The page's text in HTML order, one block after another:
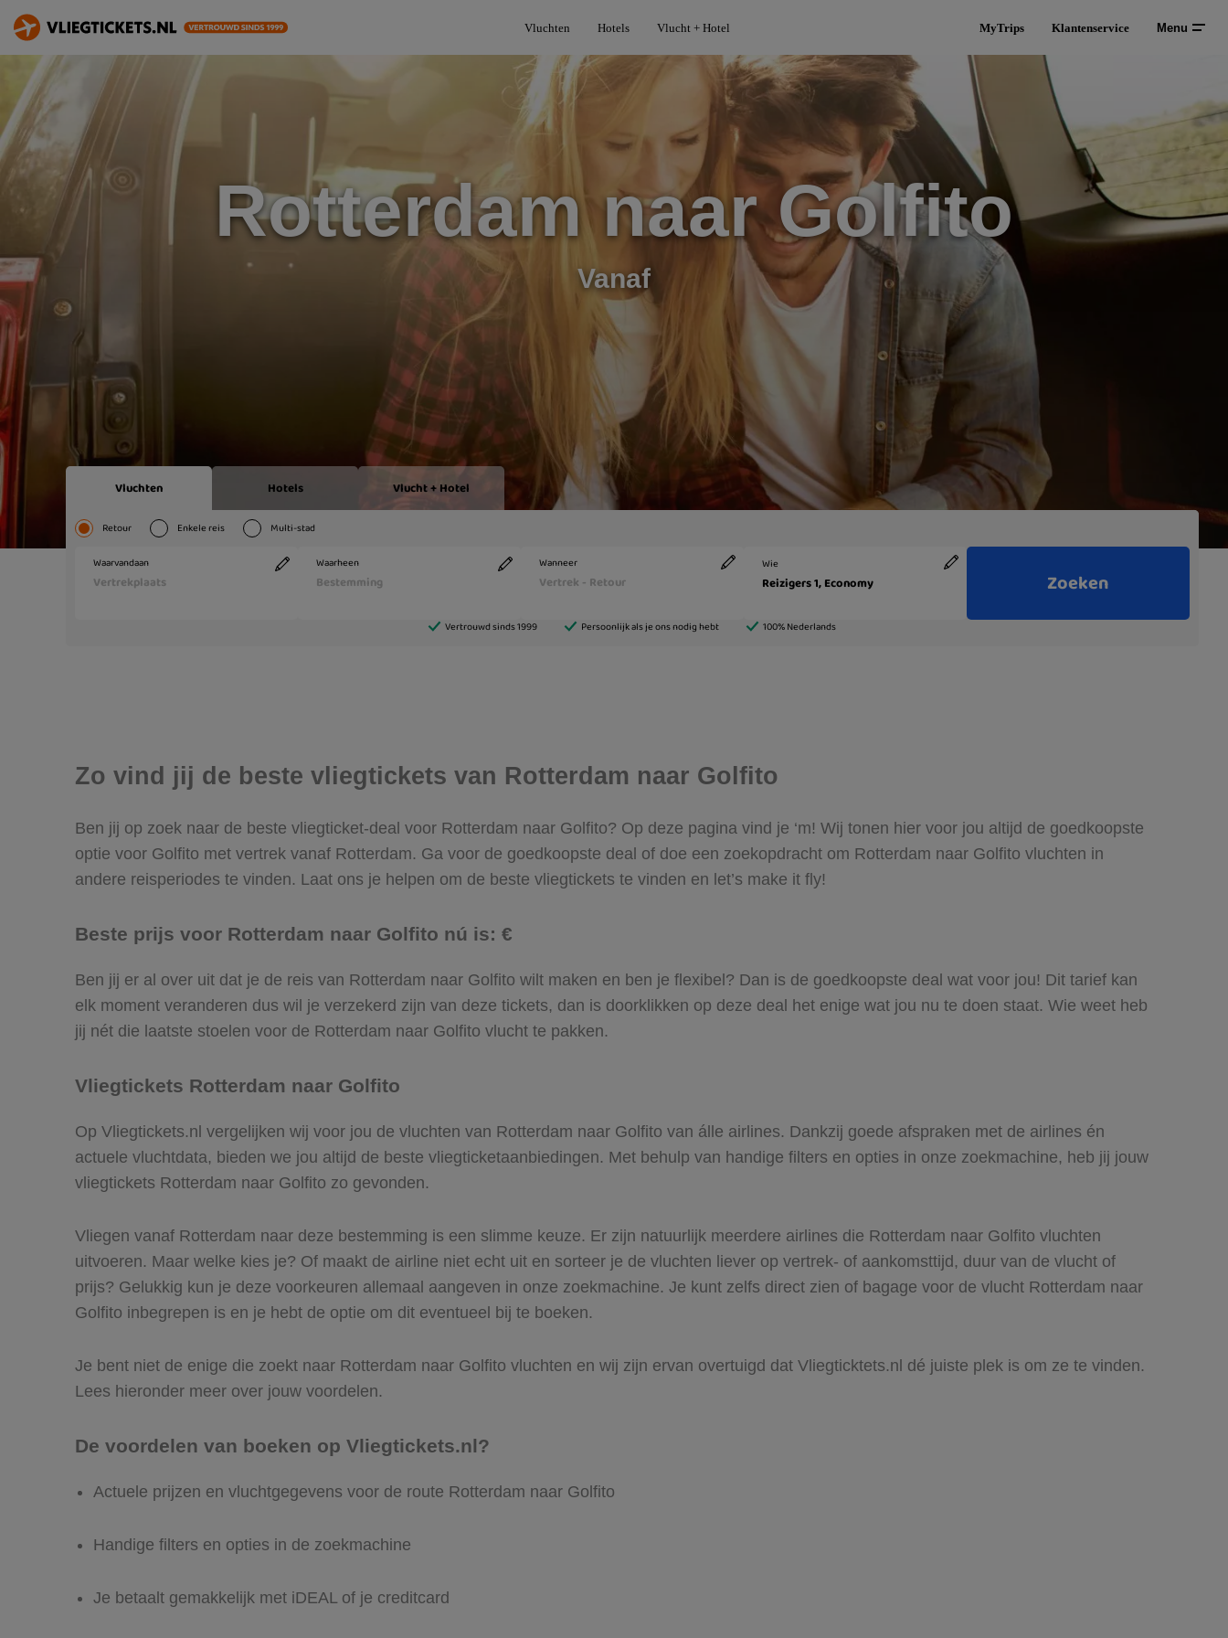
Vluchten Hotels Vlucht + Hotel MyTrips Klantenservice Menu
Rotterdam naar Golfito
Vanaf
Zo vind jij de beste vliegtickets van Rotterdam naar Golfito
Ben jij op zoek naar de beste vliegticket-deal voor Rotterdam naar Golfito? Op deze pagina vind je ‘m! Wij tonen hier voor jou altijd de goedkoopste
optie voor Golfito met vertrek vanaf Rotterdam. Ga voor de goedkoopste deal of doe een zoekopdracht om Rotterdam naar Golfito vluchten in
andere reisperiodes te vinden. Laat ons je helpen om de beste vliegtickets te vinden en let’s make it fly!
Beste prijs voor Rotterdam naar Golfito nú is: €
Ben jij er al over uit dat je de reis van Rotterdam naar Golfito wilt maken en ben je flexibel? Dan is de goedkoopste deal wat voor jou! Dit tarief kan
elk moment veranderen dus wil je verzekerd zijn van deze tickets, dan is doorklikken op deze deal het enige wat jou nu te doen staat. Wie weet heb
jij nét die laatste stoelen voor de Rotterdam naar Golfito vlucht te pakken.
Vliegtickets Rotterdam naar Golfito
Op Vliegtickets.nl vergelijken wij voor jou de vluchten van Rotterdam naar Golfito van álle airlines. Dankzij goede afspraken met de airlines én
actuele vluchtdata, bieden we jou altijd de beste vliegticketaanbiedingen. Met behulp van handige filters en opties in onze zoekmachine, heb jij jouw
vliegtickets Rotterdam naar Golfito zo gevonden.
Vliegen vanaf Rotterdam naar deze bestemming is een slimme keuze. Er zijn natuurlijk meerdere airlines die Rotterdam naar Golfito vluchten
uitvoeren. Maar welke kies je? Of maakt de airline niet echt uit en sorteer je de vluchten liever op vertrek- of aankomsttijd, duur van de vlucht of
prijs? Gelukkig kun je deze voorkeuren allemaal aangeven in onze zoekmachine. Je kunt zelfs direct zien of bagage voor de vlucht Rotterdam naar
Golfito inbegrepen is en je hebt de optie om dit eventueel bij te boeken.
Je bent niet de enige die zoekt naar Rotterdam naar Golfito vluchten en wij zijn ervan overtuigd dat Vliegticktets.nl dé juiste plek is om ze te vinden.
Lees hieronder meer over jouw voordelen.
De voordelen van boeken op Vliegtickets.nl?
Actuele prijzen en vluchtgegevens voor de route Rotterdam naar Golfito
Handige filters en opties in de zoekmachine
Je betaalt gemakkelijk met iDEAL of je creditcard